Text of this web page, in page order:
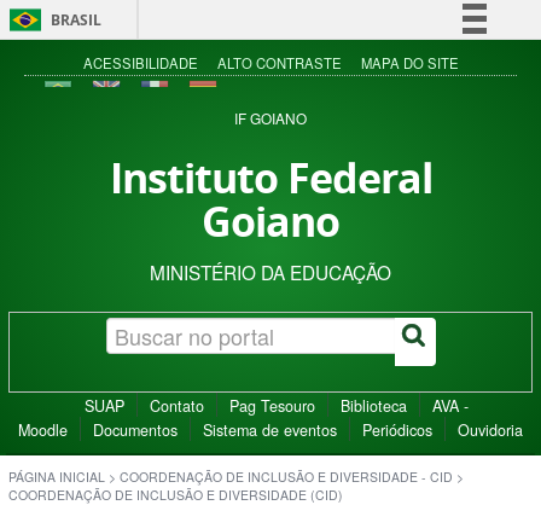
BRASIL
Simplifique!
Acesso à informação
ACESSIBILIDADE ALTO CONTRASTE MAPA DO SITE
IF GOIANO
Instituto Federal
Goiano
MINISTÉRIO DA EDUCAÇÃO
SUAP Contato Pag Tesouro Biblioteca
AVA -
Moodle
Documentos Sistema de eventos Periódicos Ouvidoria
PÁGINA INICIAL > COORDENAÇÃO DE INCLUSÃO E DIVERSIDADE - CID >
COORDENAÇÃO DE INCLUSÃO E DIVERSIDADE (CID)